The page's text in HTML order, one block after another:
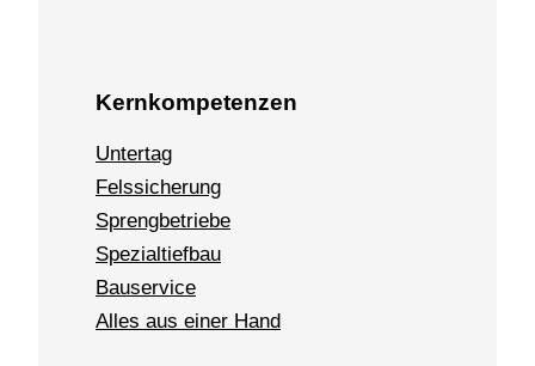
Kernkompetenzen
Untertag
Felssicherung
Sprengbetriebe
Spezialtiefbau
Bauservice
Alles aus einer Hand